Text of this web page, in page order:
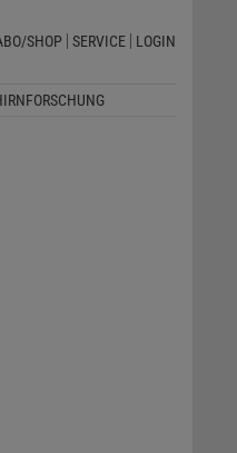
SHOP SERVICE LOGIN